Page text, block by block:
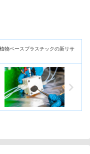
物ベースプラスチックの新リサ